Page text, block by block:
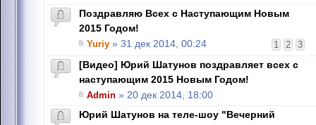
Поздравляю Всех с Наступающим Новым
2015 Годом!
1 2 3
Yuriy » 31 дек 2014, 00:24
[Видео] Юрий Шатунов поздравляет всех с
наступающим 2015 Новым Годом!
Admin » 20 дек 2014, 18:00
Юрий Шатунов на теле-шоу "Вечерний